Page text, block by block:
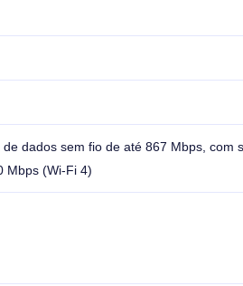
dados sem fio de até 867 Mbps, com
Mbps (Wi-Fi 4)